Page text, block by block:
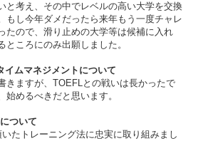
と考え、その中でレベルの高い大学を交換
もし今年ダメだったら来年もう一度チャレ
たので、滑り止めの大学等は候補に入れ
ころにのみ出願しました。
イムマネジメントについて
きますが、TOEFLとの戦いは長かったで
めるべきだと思います。
ついて
たトレーニング法に忠実に取り組みまし